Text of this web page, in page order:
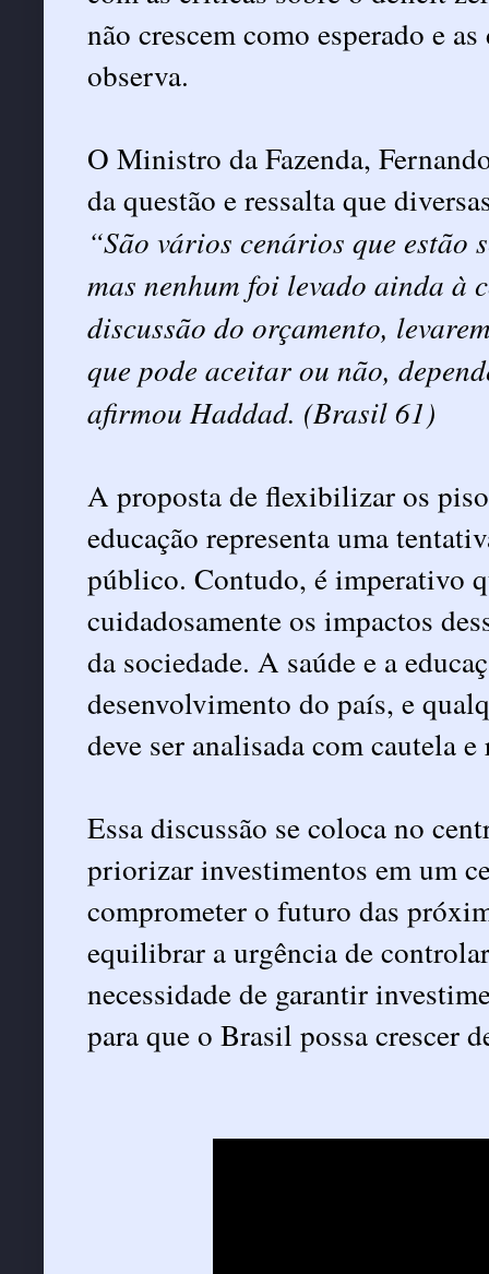
não crescem como esperado e
observa.
O Ministro da Fazenda,
da questão e ressalta que
“São vários cenários que estão
mas nenhum foi levado ainda à
discussão do orçamento,
que pode aceitar ou não,
afirmou Haddad. (Brasil 61)
A proposta de flexibilizar os
educação representa uma
público. Contudo, é imperativo
cuidadosamente os impactos
da sociedade. A saúde e a
desenvolvimento do país, e
deve ser analisada com cautela
Essa discussão se coloca no
priorizar investimentos em um
comprometer o futuro das
equilibrar a urgência de
necessidade de garantir
para que o Brasil possa crescer